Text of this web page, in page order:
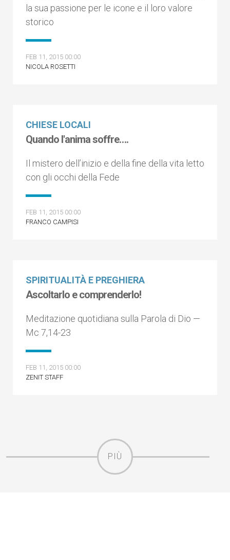
la sua passione per le icone e il loro valore
storico
FEB 11, 2015 00:00
NICOLA ROSETTI
CHIESE LOCALI
Quando l'anima soffre….
Il mistero dell’inizio e della fine della vita letto
con gli occhi della Fede
FEB 11, 2015 00:00
FRANCO CAMPISI
SPIRITUALITÀ E PREGHIERA
Ascoltarlo e comprenderlo!
Meditazione quotidiana sulla Parola di Dio —
Mc 7,14-23
FEB 11, 2015 00:00
ZENIT STAFF
PIÙ